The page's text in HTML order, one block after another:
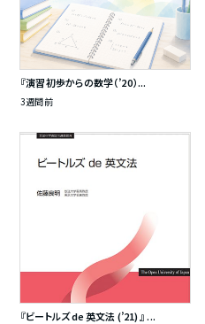
『演習初歩からの数学（’20）...
3週間前
『ビートルズ de 英文法 (’21) 』 ...